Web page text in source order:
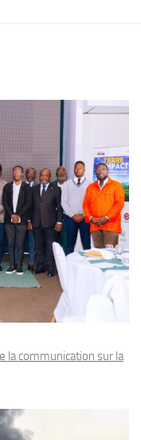
la communication sur la